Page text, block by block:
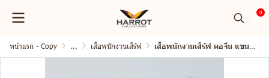
0
หน้าแรก - Copy ... เสื้อพนักงานเสิร์ฟ เสื้อพนักงานเสิร์ฟ คอจีน แขนยาว